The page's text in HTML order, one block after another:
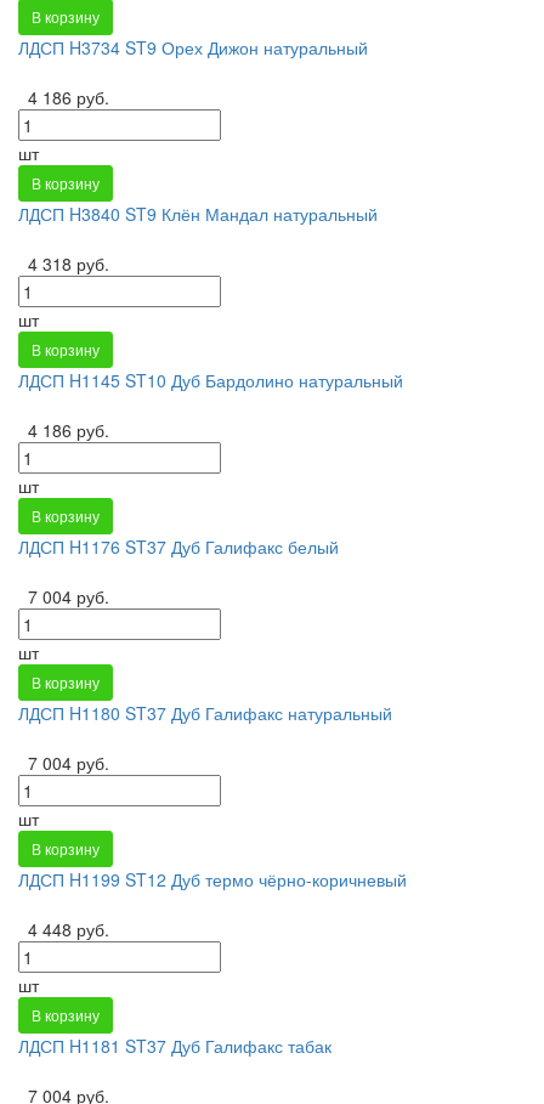
В корзину
ЛДСП H3734 ST9 Орех Дижон натуральный
4 186 руб.
шт
В корзину
ЛДСП H3840 ST9 Клён Мандал натуральный
4 318 руб.
шт
В корзину
ЛДСП H1145 ST10 Дуб Бардолино натуральный
4 186 руб.
шт
В корзину
ЛДСП H1176 ST37 Дуб Галифакс белый
7 004 руб.
шт
В корзину
ЛДСП H1180 ST37 Дуб Галифакс натуральный
7 004 руб.
шт
В корзину
ЛДСП H1199 ST12 Дуб термо чёрно-коричневый
4 448 руб.
шт
В корзину
ЛДСП H1181 ST37 Дуб Галифакс табак
7 004 руб.